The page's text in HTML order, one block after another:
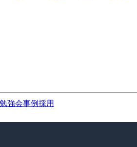
勉強会事例採用